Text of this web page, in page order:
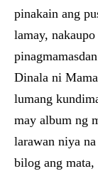
pinakain ang
lamay,
Dinala ni
lumang
may album ng
larawan niya
bilog ang